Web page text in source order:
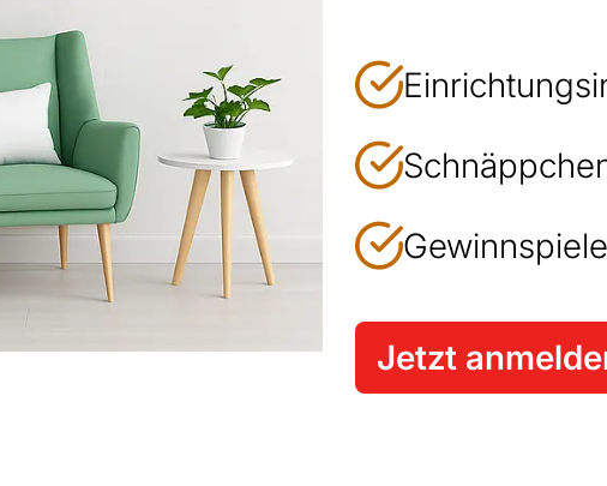
Jetzt